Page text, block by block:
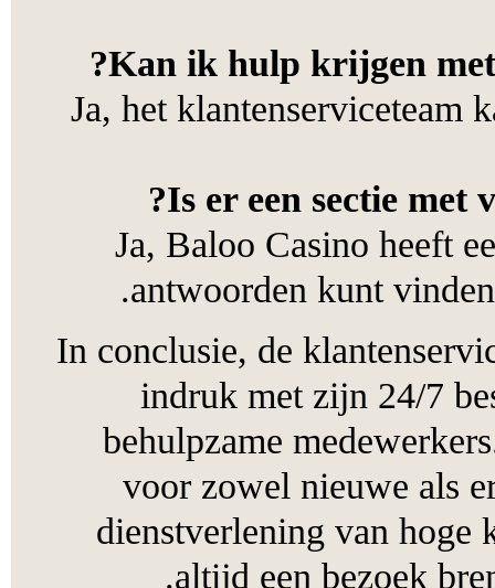
Kan ik hulp krijgen
Ja, het
Is er een sectie
Ja, Baloo Casino
antwoorden kunt
In conclusie, de
indruk met zijn 24/
behulpzame
voor zowel nieuwe
dienstverlening van
altijd een bezoek
.